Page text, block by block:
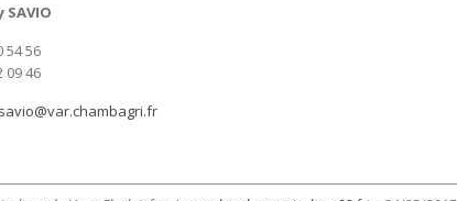
54 56
09 46